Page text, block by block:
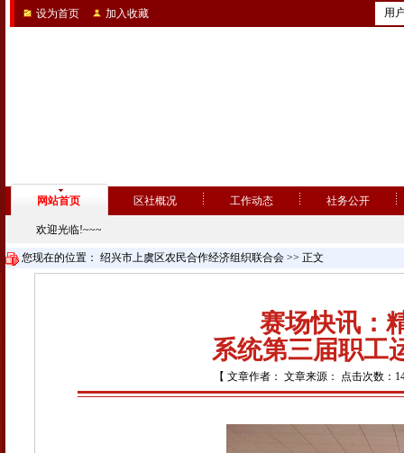
设为首页 加入收藏 用
网站首页 区社概况 工作动态 社务公开
欢迎光临!~~~
您现在的位置： 绍兴市上虞区农民合作经济组织联合会 >> 正文
赛场快讯：
系统第三届职工
【 文章作者： 文章来源： 点击次数